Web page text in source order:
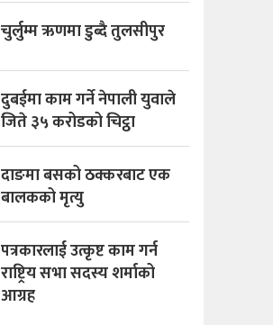
चुर्लुम्म ऋणमा डुब्दै तुलसीपुर
दुबईमा काम गर्ने नेपाली युवाले
जिते ३५ करोडको चिट्ठा
दाङमा बसको ठक्करबाट एक
बालकको मृत्यु
पत्रकारलाई उत्कृष्ट काम गर्न
राष्ट्रिय सभा सदस्य शर्माको
आग्रह